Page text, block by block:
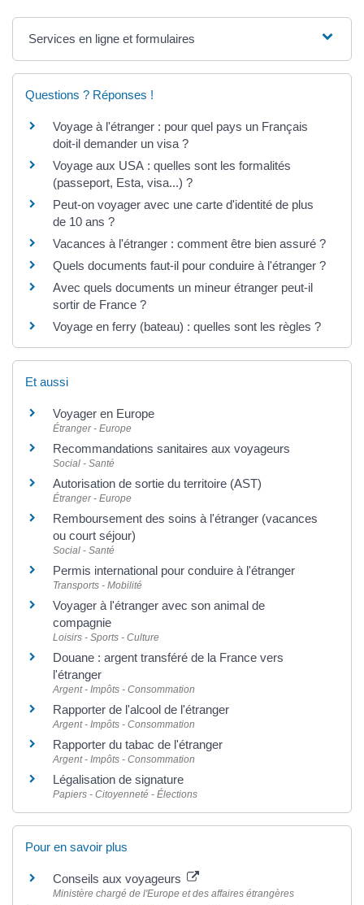
Services en ligne et formulaires
Questions ? Réponses !
Voyage à l'étranger : pour quel pays un Français
doit-il demander un visa ?
Voyage aux USA : quelles sont les formalités
(passeport, Esta, visa...) ?
Peut-on voyager avec une carte d'identité de plus
de 10 ans ?
Vacances à l'étranger : comment être bien assuré ?
Quels documents faut-il pour conduire à l'étranger ?
Avec quels documents un mineur étranger peut-il
sortir de France ?
Voyage en ferry (bateau) : quelles sont les règles ?
Et aussi
Voyager en Europe
Étranger - Europe
Recommandations sanitaires aux voyageurs
Social - Santé
Autorisation de sortie du territoire (AST)
Étranger - Europe
Remboursement des soins à l'étranger (vacances
ou court séjour)
Social - Santé
Permis international pour conduire à l'étranger
Transports - Mobilité
Voyager à l'étranger avec son animal de
compagnie
Loisirs - Sports - Culture
Douane : argent transféré de la France vers
l'étranger
Argent - Impôts - Consommation
Rapporter de l'alcool de l'étranger
Argent - Impôts - Consommation
Rapporter du tabac de l'étranger
Argent - Impôts - Consommation
Légalisation de signature
Papiers - Citoyenneté - Élections
Pour en savoir plus
Conseils aux voyageurs
Ministère chargé de l'Europe et des affaires étrangères